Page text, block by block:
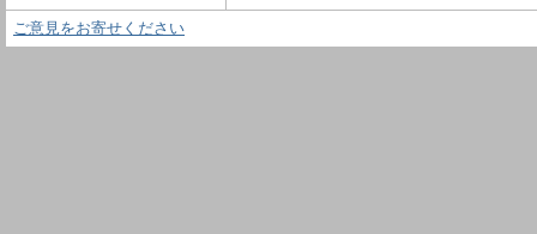
ご意見をお寄せください